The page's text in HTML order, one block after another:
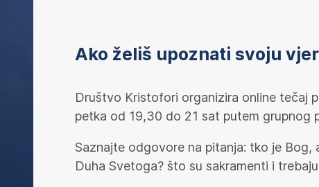
Ako želiš upoznati svoju
Društvo Kristofori organizira online tečaj
petka od 19,30 do 21 sat putem grupnog
Saznajte odgovore na pitanja: tko je
Duha Svetoga? što su sakramenti i